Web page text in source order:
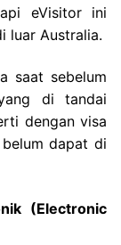
eVisitor ini
luar Australia.
saat sebelum
di tandai
dengan visa
dapat di
(Electronic